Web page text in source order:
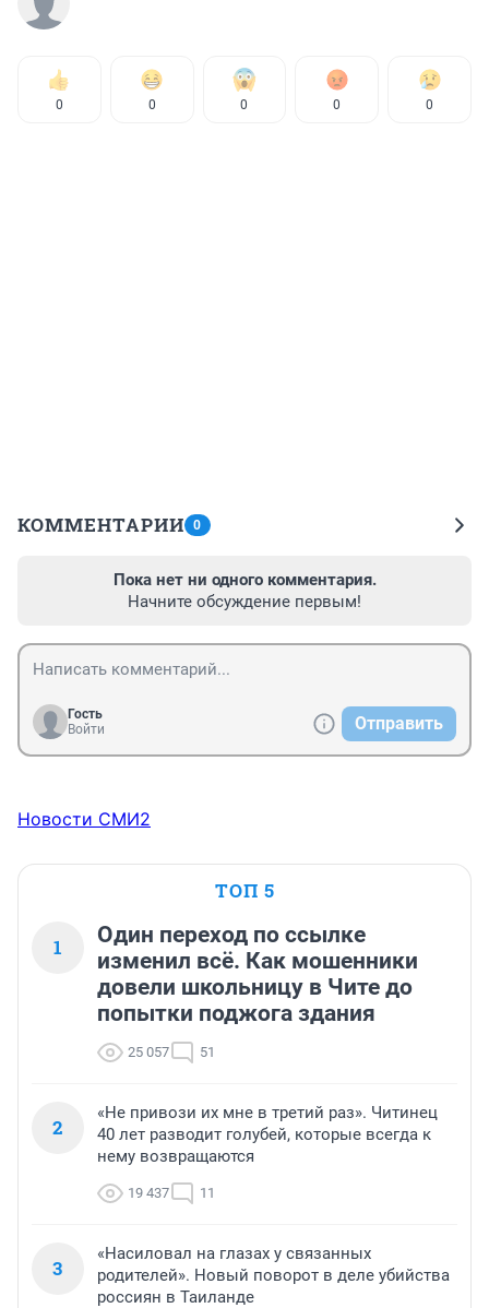
0 0 0 0 0
КОММЕНТАРИИ 0
Пока нет ни одного комментария.
Начните обсуждение первым!
Гость
Войти
Отправить
Новости СМИ2
ТОП 5
1
Один переход по ссылке
изменил всё. Как мошенники
довели школьницу в Чите до
попытки поджога здания
25 057 51
2
«Не привози их мне в третий раз». Читинец
40 лет разводит голубей, которые всегда к
нему возвращаются
19 437 11
3
«Насиловал на глазах у связанных
родителей». Новый поворот в деле убийства
россиян в Таиланде